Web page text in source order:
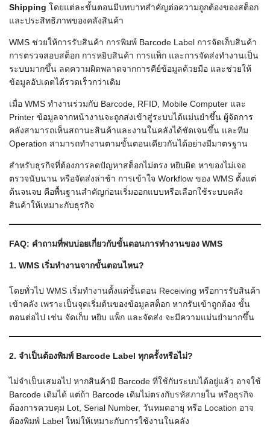
Shipping โดยแต่ละขั้นตอนมีบทบาทสำคัญต่อความถูกต้องของสต็อก
และประสิทธิภาพของคลังสินค้า
WMS ช่วยให้การรับสินค้า การพิมพ์ Barcode Label การจัดเก็บสินค้า
การตรวจสอบสต็อก การหยิบสินค้า การแพ็ก และการจัดส่งทำงานเป็น
ระบบมากขึ้น ลดความผิดพลาดจากการคีย์ข้อมูลด้วยมือ และช่วยให้
ข้อมูลอัปเดตได้รวดเร็วกว่าเดิม
เมื่อ WMS ทำงานร่วมกับ Barcode, RFID, Mobile Computer และ
Printer ข้อมูลจากหน้างานจะถูกส่งเข้าสู่ระบบได้แม่นยำขึ้น ผู้จัดการ
คลังสามารถเห็นสถานะสินค้าและงานในคลังได้ชัดเจนขึ้น และทีม
Operation สามารถทำงานตามขั้นตอนเดียวกันได้อย่างมีมาตรฐาน
สำหรับธุรกิจที่ต้องการลดปัญหาสต็อกไม่ตรง หยิบผิด หาของไม่เจอ
ตรวจนับนาน หรือจัดส่งล่าช้า การเข้าใจ Workflow ของ WMS ตั้งแต่
ต้นจนจบ คือพื้นฐานสำคัญก่อนเริ่มออกแบบหรือเลือกใช้ระบบคลัง
สินค้าให้เหมาะกับธุรกิจ
FAQ: คำถามที่พบบ่อยเกี่ยวกับขั้นตอนการทำงานของ WMS
1. WMS เริ่มทำงานจากขั้นตอนไหน?
โดยทั่วไป WMS เริ่มทำงานตั้งแต่ขั้นตอน Receiving หรือการรับสินค้า
เข้าคลัง เพราะเป็นจุดเริ่มต้นของข้อมูลสต็อก หากรับเข้าถูกต้อง ขั้น
ตอนต่อไป เช่น จัดเก็บ หยิบ แพ็ก และจัดส่ง จะมีความแม่นยำมากขึ้น
2. จำเป็นต้องพิมพ์ Barcode Label ทุกครั้งหรือไม่?
ไม่จำเป็นเสมอไป หากสินค้ามี Barcode ที่ใช้กับระบบได้อยู่แล้ว อาจใช้
Barcode เดิมได้ แต่ถ้า Barcode เดิมไม่ตรงกับรหัสภายใน หรือธุรกิจ
ต้องการควบคุม Lot, Serial Number, วันหมดอายุ หรือ Location อาจ
ต้องพิมพ์ Label ใหม่ให้เหมาะกับการใช้งานในคลัง